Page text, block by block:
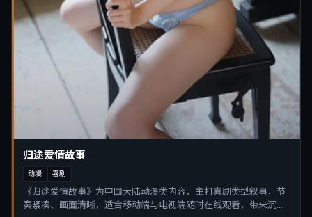
归途爱情故事
动漫 喜剧
《归途爱情故事》为中国大陆动漫类内容，主打喜剧类型叙事，节
奏紧凑、画面清晰，适合移动端与电视端随时在线观看，带来沉浸